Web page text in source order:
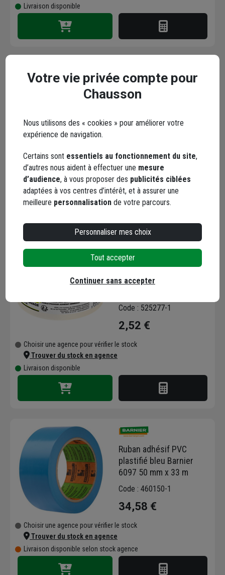
Livraison disponible
ROULEAUX DE
MASQUAGE 50MX25MM
Code : 460243-1
Choisir une agence pour vérifier le stock
Trouver du stock en agence
Livraison disponible selon stock agence
Ruban adhésif de
masquage avant peinture
Code : 525277-1
2,52 €
Choisir une agence pour vérifier le stock
Trouver du stock en agence
Livraison disponible
Ruban adhésif PVC
plastifié bleu Barnier
6097 50 mm x 33 m
Code : 460150-1
34,58 €
Choisir une agence pour vérifier le stock
Trouver du stock en agence
Livraison disponible selon stock agence
Votre vie privée compte pour
Chausson
Nous utilisons des « cookies » pour améliorer votre
expérience de navigation.
Certains sont essentiels au fonctionnement du site,
d’autres nous aident à effectuer une mesure
d’audience, à vous proposer des publicités ciblées
adaptées à vos centres d’intérêt, et à assurer une
meilleure personnalisation de votre parcours.
Personnaliser mes choix
Tout accepter
Continuer sans accepter